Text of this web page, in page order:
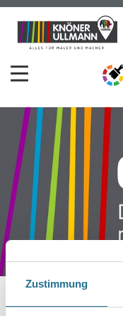
Zustimmung
Zum
Inhalt
Zum
Navigationsmenü